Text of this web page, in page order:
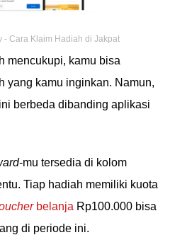
- Cara Klaim Hadiah di Jakpat
mencukupi, kamu bisa
yang kamu inginkan. Namun,
berbeda dibanding aplikasi
-mu tersedia di kolom
Tiap hadiah memiliki kuota
belanja Rp100.000 bisa
di periode ini.